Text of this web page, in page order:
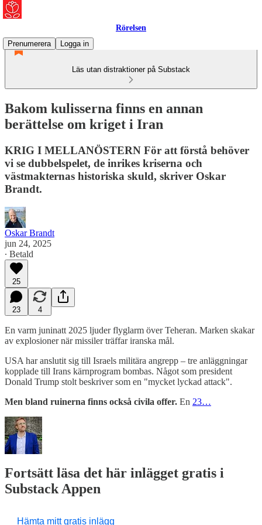
Rörelsen
Prenumerera
Logga in
Läs utan distraktioner på Substack
Bakom kulisserna finns en annan
berättelse om kriget i Iran
KRIG I MELLANÖSTERN För att förstå behöver
vi se dubbelspelet, de inrikes kriserna och
västmakternas historiska skuld, skriver Oskar
Brandt.
Oskar Brandt
jun 24, 2025
∙ Betald
25
23 4
En varm juninatt 2025 ljuder flyglarm över Teheran. Marken skakar
av explosioner när missiler träffar iranska mål.
USA har anslutit sig till Israels militära angrepp – tre anläggningar
kopplade till Irans kärnprogram bombas. Något som president
Donald Trump stolt beskriver som en "mycket lyckad attack".
Men bland ruinerna finns också civila offer. En 23…
Fortsätt läsa det här inlägget gratis i
Substack Appen
Hämta mitt gratis inlägg